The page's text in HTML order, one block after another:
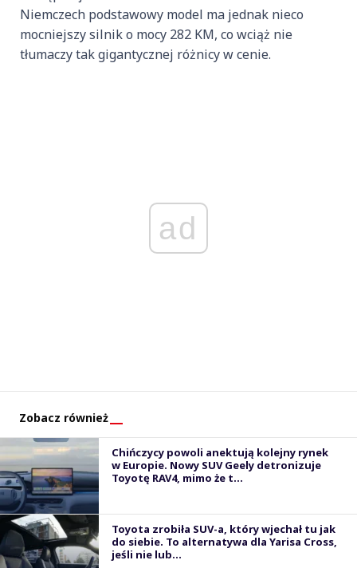
Niemczech podstawowy model ma jednak nieco
mocniejszy silnik o mocy 282 KM, co wciąż nie
tłumaczy tak gigantycznej różnicy w cenie.
ad
Zobacz również
Chińczycy powoli anektują kolejny rynek
w Europie. Nowy SUV Geely detronizuje
Toyotę RAV4, mimo że t...
Toyota zrobiła SUV-a, który wjechał tu jak
do siebie. To alternatywa dla Yarisa Cross,
jeśli nie lub...